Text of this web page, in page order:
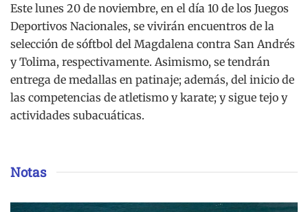
Este lunes 20 de noviembre, en el día 10 de los Juegos
Deportivos Nacionales, se vivirán encuentros de la
selección de sóftbol del Magdalena contra San Andrés
y Tolima, respectivamente. Asimismo, se tendrán
entrega de medallas en patinaje; además, del inicio de
las competencias de atletismo y karate; y sigue tejo y
actividades subacuáticas.
Notas